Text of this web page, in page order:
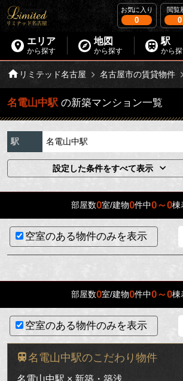
お気に入り
0
閲覧
0
エリア
から探す
地図
から探す
駅
から
リミテッド名古屋 名古屋市の賃貸物件
名電山中駅 の新築マンション一覧
駅 名電山中駅
設定した条件をすべて表示
部屋数0室/建物0件中0～0棟
空室のある物件のみを表示
部屋数0室/建物0件中0～0棟
空室のある物件のみを表示
名電山中駅のこだわり物件
名電山中駅 × 新築・築浅